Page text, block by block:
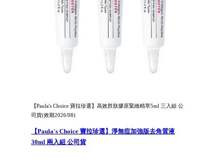
【Paula's Choice 寶拉珍選】高效胜肽膠原緊緻精萃5ml 三入組 公
司貨(效期2026/08)
【Paula's Choice 寶拉珍選】淨無痘加強版去角質液
30ml 兩入組 公司貨